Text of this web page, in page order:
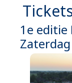
1e editie